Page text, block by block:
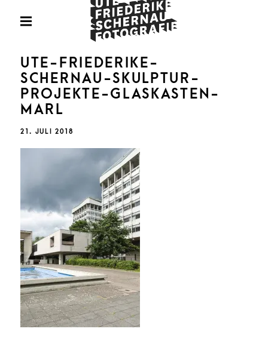
PRIMARY
Fotografie
UTE-FRIEDERIKE-
SCHERNAU-SKULPTUR-
PROJEKTE-GLASKASTEN-
MARL
POSTED
21. JULI 2018